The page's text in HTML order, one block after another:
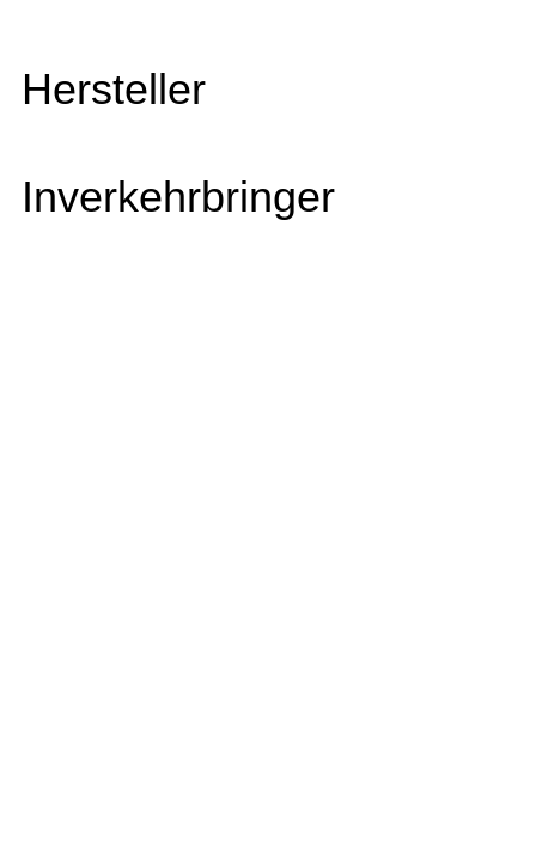
Hersteller
Inverkehrbringer